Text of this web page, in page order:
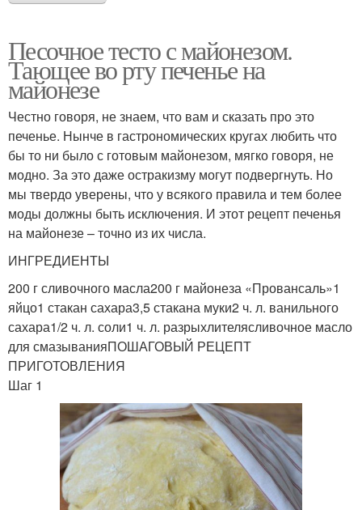
Песочное тесто с майонезом.
Тающее во рту печенье на
майонезе
Честно говоря, не знаем, что вам и сказать про это
печенье. Нынче в гастрономических кругах любить что
бы то ни было с готовым майонезом, мягко говоря, не
модно. За это даже остракизму могут подвергнуть. Но
мы твердо уверены, что у всякого правила и тем более
моды должны быть исключения. И этот рецепт печенья
на майонезе – точно из их числа.
ИНГРЕДИЕНТЫ
200 г сливочного масла200 г майонеза «Провансаль»1
яйцо1 стакан сахара3,5 стакана муки2 ч. л. ванильного
сахара1/2 ч. л. соли1 ч. л. разрыхлителясливочное масло
для смазыванияПОШАГОВЫЙ РЕЦЕПТ
ПРИГОТОВЛЕНИЯ
Шаг 1